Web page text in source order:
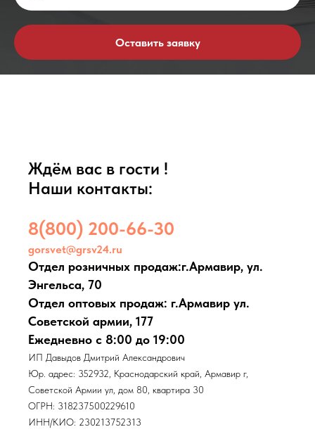
Оставить заявку
Ждём вас в гости !
Наши контакты:
8(800) 200-66-30
gorsvet@grsv24.ru
Отдел розничных продаж:г.Армавир, ул.
Энгельса, 70
Отдел оптовых продаж: г.Армавир ул.
Советской армии, 177
Ежедневно с 8:00 до 19:00
ИП Давыдов Дмитрий Александрович
Юр. адрес: 352932, Краснодарский край, Армавир г,
Советской Армии ул, дом 80, квартира 30
ОГРН: 318237500229610
ИНН/КИО: 230213752313